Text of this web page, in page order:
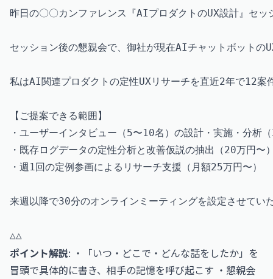
昨日の〇〇カンファレンス『AIプロダクトのUX設計』セ
セッション後の懇親会で、御社が現在AIチャットボットの
私はAI関連プロダクトの定性UXリサーチを直近2年で12
【ご提案できる範囲】
・ユーザーインタビュー（5〜10名）の設計・実施・分析
・既存ログデータの定性分析と改善仮説の抽出（20万円〜
・週1回の定例参画によるリサーチ支援（月額25万円〜）
来週以降で30分のオンラインミーティングを設定させてい
ポイント解説: ・「いつ・どこで・どんな話をしたか」を
冒頭で具体的に書き、相手の記憶を呼び起こす ・懇親会